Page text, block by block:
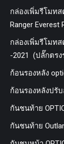
กล่องเพิ่มรีโมท
Ranger Everest
กล่องเพิ่มรีโมทส
-2021 (ปลั๊กตร
ก้อนรองหลัง
ก้อนรองหลังปรับ
กันชนท้าย
กันชนท้าย